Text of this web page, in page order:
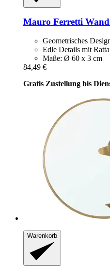
Mauro Ferretti
Geometrisches
Edle Details mit
Maße: Ø 60 x 3 cm
84,49 €
Gratis Zustellung bis
Warenkorb